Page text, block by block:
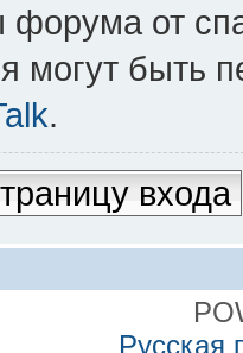
форума от
могут быть
.
входа
Русская